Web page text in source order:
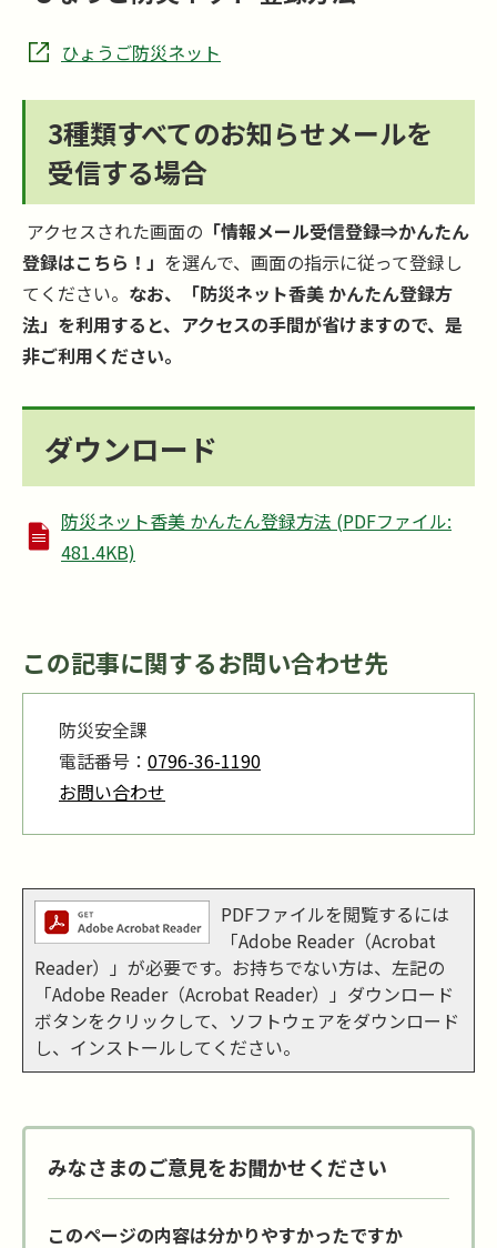
ひょうご防災ネット
3種類すべてのお知らせメールを
受信する場合
アクセスされた画面の 「情報メール受信登録⇒かんたん
登録はこちら！」 を選んで、画面の指示に従って登録し
てください。 なお、「防災ネット香美 かんたん登録方
法」を利用すると、アクセスの手間が省けますので、是
非ご利用ください。
ダウンロード
防災ネット香美 かんたん登録方法 (PDFファイル:
481.4KB)
この記事に関するお問い合わせ先
防災安全課
電話番号： 0796-36-1190
お問い合わせ
PDFファイルを閲覧するには
「Adobe Reader（Acrobat
Reader）」が必要です。お持ちでない方は、左記の
「Adobe Reader（Acrobat Reader）」ダウンロード
ボタンをクリックして、ソフトウェアをダウンロード
し、インストールしてください。
みなさまのご意見をお聞かせください
このページの内容は分かりやすかったですか